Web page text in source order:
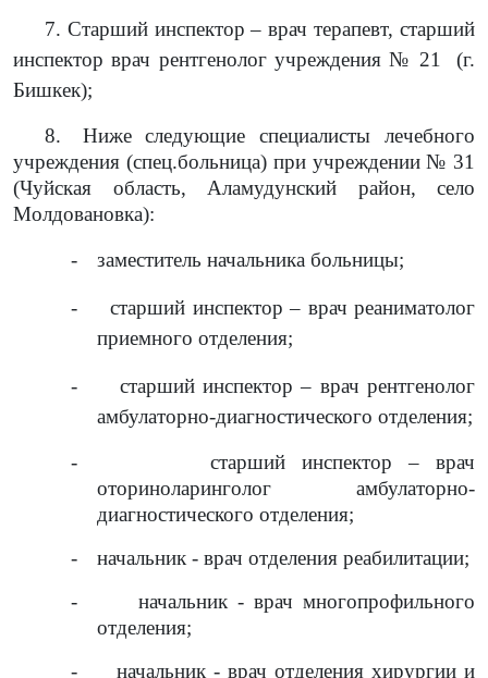
7. Старший инспектор – врач терапевт, старший
инспектор врач рентгенолог учреждения № 21
(г.
Бишкек);
8.
Ниже следующие специалисты лечебного
учреждения (спец.больница) при учреждении № 31
(Чуйская область, Аламудунский район, село
Молдовановка):
-
заместитель начальника больницы;
-
старший инспектор – врач реаниматолог
приемного отделения;
-
старший инспектор – врач рентгенолог
амбулаторно-диагностического отделения;
-
старший инспектор – врач
оториноларинголог амбулаторно-
диагностического отделения;
-
начальник - врач отделения реабилитации;
-
начальник - врач многопрофильного
отделения;
-
начальник - врач отделения хирургии и